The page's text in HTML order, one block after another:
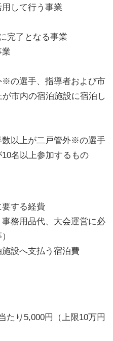
して行う事業
完了となる事業
※の選手、指導者および市
市内の宿泊施設に宿泊し
数以上が二戸管外※の選手
名以上参加するもの
要する経費
事務用品代、大会運営に必
施設へ支払う宿泊費
り5,000円（上限10万円